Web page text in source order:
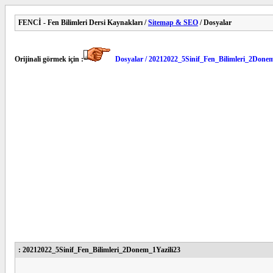
FENCİ - Fen Bilimleri Dersi Kaynakları /Sitemap & SEO / Dosyalar
Orijinali görmek için : Dosyalar /
: 20212022_5Sinif_Fen_Bilimleri_2Donem_1Yazili23